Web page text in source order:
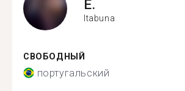
E.
Itabuna
СВОБОДНЫЙ
португальский